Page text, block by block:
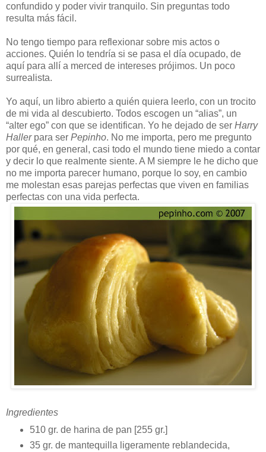
confundido y poder vivir tranquilo. Sin preguntas todo
resulta más fácil.
No tengo tiempo para reflexionar sobre mis actos o
acciones. Quién lo tendría si se pasa el día ocupado, de
aquí para allí a merced de intereses prójimos. Un poco
surrealista.
Yo aquí, un libro abierto a quién quiera leerlo, con un trocito
de mi vida al descubierto. Todos escogen un “alias”, un
“alter ego” con que se identifican. Yo he dejado de ser Harry
Hallerpara ser Pepinho. No me importa, pero me pregunto
por qué, en general, casi todo el mundo tiene miedo a contar
y decir lo que realmente siente. A M siempre le he dicho que
no me importa parecer humano, porque lo soy, en cambio
me molestan esas parejas perfectas que viven en familias
perfectas con una vida perfecta.
Ingredientes
510 gr. de harina de pan [255 gr.]
35 gr. de mantequilla ligeramente reblandecida,